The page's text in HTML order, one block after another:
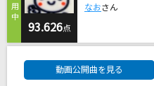
[生音]完全感覚Dreamer
ONE OK ROCK
93.626点
なおさん
動画公開曲を見る